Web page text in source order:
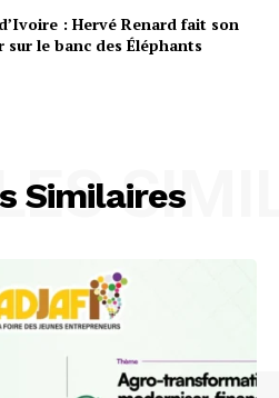
: Hervé Renard fait son
sur le banc des Éléphants
Similaires